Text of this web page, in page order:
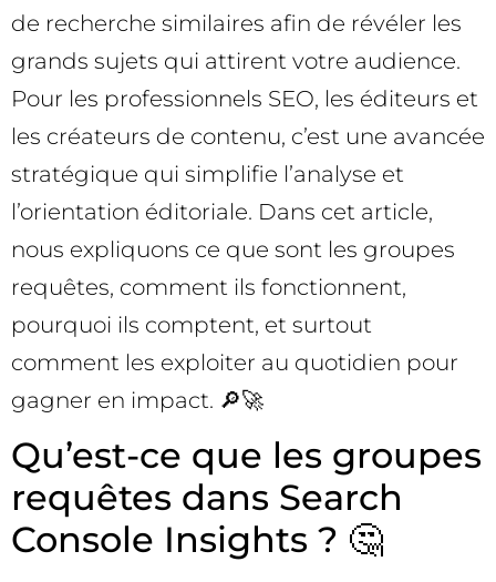
de recherche similaires afin de révéler les
grands sujets qui attirent votre audience.
Pour les professionnels SEO, les éditeurs et
les créateurs de contenu, c’est une avancée
stratégique qui simplifie l’analyse et
l’orientation éditoriale. Dans cet article,
nous expliquons ce que sont les groupes
requêtes, comment ils fonctionnent,
pourquoi ils comptent, et surtout
comment les exploiter au quotidien pour
gagner en impact. 🔎🚀
Qu’est-ce que les groupes
requêtes dans Search
Console Insights ? 🤔